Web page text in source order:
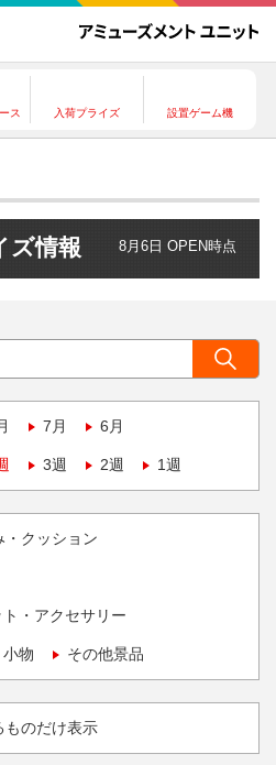
ス 入荷プライズ 設置ゲーム機
ズ情報 8月6日 OPEN時点
7月 6月
3週 2週 1週
・クッション
・アクセサリー
物 その他景品
ものだけ表示